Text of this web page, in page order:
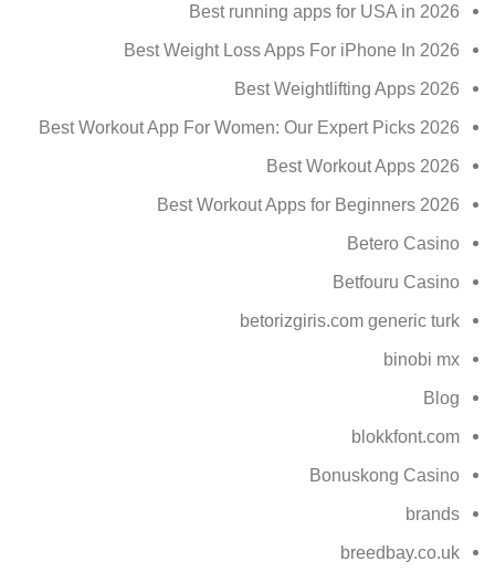
Best running apps for USA in 2026
Best Weight Loss Apps For iPhone In 2026
Best Weightlifting Apps 2026
Best Workout App For Women: Our Expert Picks 2026
Best Workout Apps 2026
Best Workout Apps for Beginners 2026
Betero Casino
Betfouru Casino
betorizgiris.com generic turk
binobi mx
Blog
blokkfont.com
Bonuskong Casino
brands
breedbay.co.uk